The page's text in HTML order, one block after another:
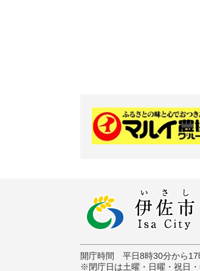
開庁時間 平日8時30分から17
※閉庁日は土曜・日曜・祝日・